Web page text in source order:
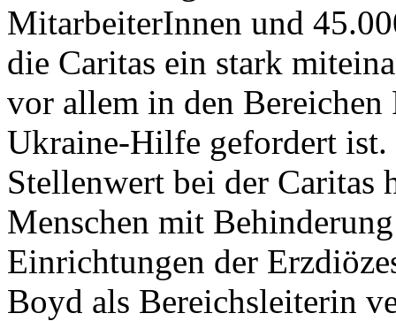
MitarbeiterInnen und
die Caritas ein stark
vor allem in den
Ukraine-Hilfe gefordert ist.
Stellenwert bei der Caritas
Menschen mit
Einrichtungen der
Boyd als Bereichsleiterin